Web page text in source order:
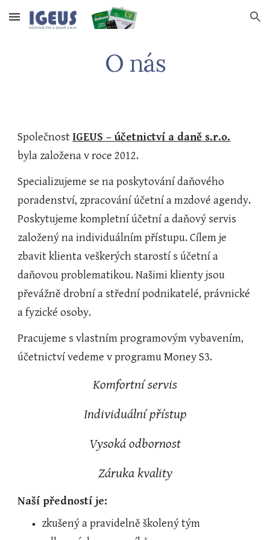
Skip to main content Skip to navigation
O nás
Společnost IGEUS – účetnictví a daně s.r.o.
byla založena v roce 2012.
Specializujeme se na poskytování daňového
poradenství, zpracování účetní a mzdové agendy.
Poskytujeme kompletní účetní a daňový servis
založený na individuálním přístupu. Cílem je
zbavit klienta veškerých starostí s účetní a
daňovou problematikou. Našimi klienty jsou
převážně drobní a střední podnikatelé, právnické
a fyzické osoby.
Pracujeme s vlastním programovým vybavením,
účetnictví vedeme v programu Money S3.
Komfortní servis
Individuální přístup
Vysoká odbornost
Záruka kvality
Naší předností je:
zkušený a pravidelně školený tým